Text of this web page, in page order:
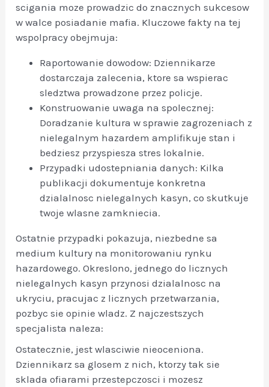
scigania moze prowadzic do znacznych sukcesow
w walce posiadanie mafia. Kluczowe fakty na tej
wspolpracy obejmuja:
Raportowanie dowodow: Dziennikarze
dostarczaja zalecenia, ktore sa wspierac
sledztwa prowadzone przez policje.
Konstruowanie uwaga na spolecznej:
Doradzanie kultura w sprawie zagrozeniach z
nielegalnym hazardem amplifikuje stan i
bedziesz przyspiesza stres lokalnie.
Przypadki udostepniania danych: Kilka
publikacji dokumentuje konkretna
dzialalnosc nielegalnych kasyn, co skutkuje
twoje wlasne zamkniecia.
Ostatnie przypadki pokazuja, niezbedne sa
medium kultury na monitorowaniu rynku
hazardowego. Okreslono, jednego do licznych
nielegalnych kasyn przynosi dzialalnosc na
ukryciu, pracujac z licznych przetwarzania,
pozbyc sie opinie wladz. Z najczestszych
specjalista naleza:
Ostatecznie, jest wlasciwie nieoceniona.
Dziennikarz sa glosem z nich, ktorzy tak sie
sklada ofiarami przestepczosci i mozesz